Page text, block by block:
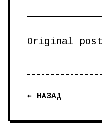
Original post
← НАЗАД